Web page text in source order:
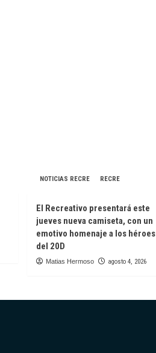
NOTICIAS RECRE RECRE
El Recreativo presentará este
jueves nueva camiseta, con un
emotivo homenaje a los héroes
del 20D
Matias Hermoso agosto 4, 2026